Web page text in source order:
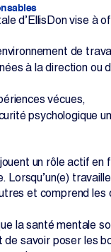
d’EllisDon vise à
de
à la direction
vécues,
psychologique
un rôle actif en
Lorsqu’un(e)
et comprend les
la santé mentale
savoir poser les